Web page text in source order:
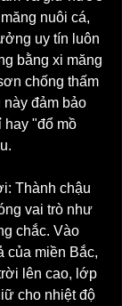
nuôi cá,
uy tín luôn
bằng xi măng
chống thấm
đảm bảo
hay "đổ mồ
Thành chậu
vai trò như
chắc. Vào
của miền Bắc,
lên cao, lớp
cho nhiệt độ